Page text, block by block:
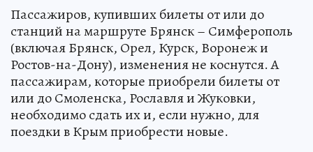
Пассажиров, купивших билеты от или до
станций на маршруте Брянск – Симферополь
(включая Брянск, Орел, Курск, Воронеж и
Ростов-на-Дону), изменения не коснутся. А
пассажирам, которые приобрели билеты от
или до Смоленска, Рославля и Жуковки,
необходимо сдать их и, если нужно, для
поездки в Крым приобрести новые.